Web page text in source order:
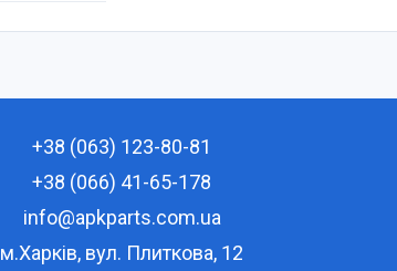
+38 (063) 123-80-81
+38 (066) 41-65-178
info@apkparts.com.ua
м.Харків, вул. Плиткова, 12